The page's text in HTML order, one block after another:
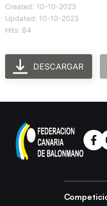
Created: 10-10-2023
Updated: 10-10-2023
Hits: 84
DESCARGAR